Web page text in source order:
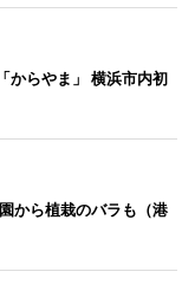
からやま」 横浜市内初
から植栽のバラも（港